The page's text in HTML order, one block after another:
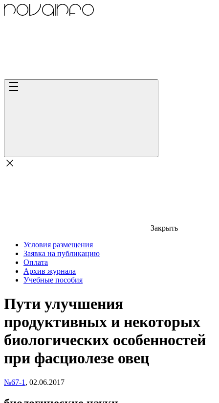
Закрыть
Условия размещения
Заявка на публикацию
Оплата
Архив журнала
Учебные пособия
Пути улучшения
продуктивных и некоторых
биологических особенностей
при фасциолезе овец
№67-1 , 02.06.2017